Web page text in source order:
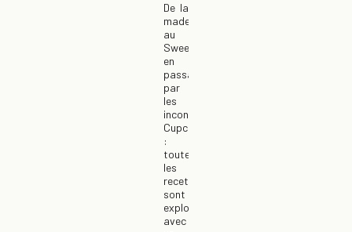
De la
madeleine
au
Sweetburger
en
passant
par
les
incontournables
Cupcakes
:
toutes
les
recettes
sont
explorées,
avec